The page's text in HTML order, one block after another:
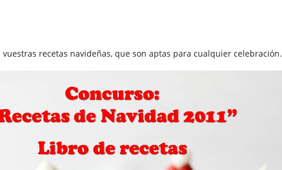
recetas navideñas, que son aptas para cualquier celebración.